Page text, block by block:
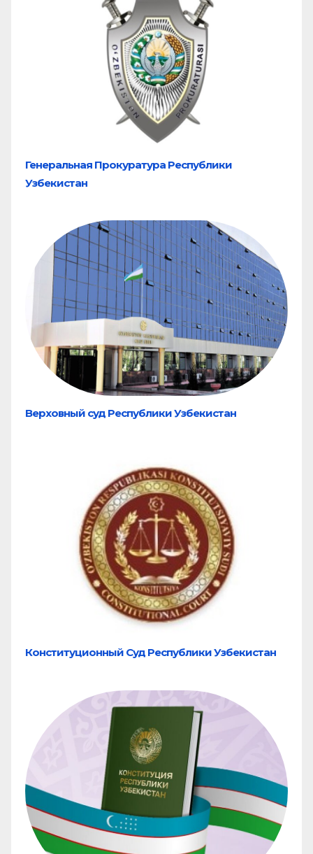
Генеральная Прокуратура Республики
Узбекистан
Верховный суд Республики Узбекистан
Конституционный Суд Республики Узбекистан